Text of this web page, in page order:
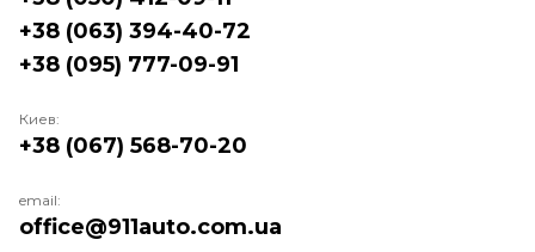
+38 (063) 394-40-72
+38 (095) 777-09-91
Киев:
+38 (067) 568-70-20
email:
office@911auto.com.ua